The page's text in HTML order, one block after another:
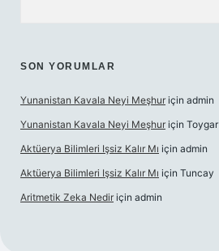
SON YORUMLAR
Yunanistan Kavala Neyi Meşhur için admin
Yunanistan Kavala Neyi Meşhur için Toygar
Aktüerya Bilimleri Işsiz Kalır Mı için admin
Aktüerya Bilimleri Işsiz Kalır Mı için Tuncay
Aritmetik Zeka Nedir için admin